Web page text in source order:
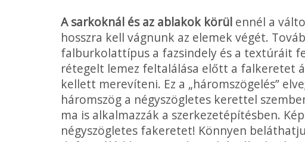
A sarkoknál és az ablakok körül ennél a
hosszra kell vágnunk az elemek végét.
falburkolattípus a fazsindely és a textúráit
rétegelt lemez feltalálása előtt a falkeretet
kellett merevíteni. Ez a „háromszögelés”
háromszög a négyszögletes kerettel
ma is alkalmazzák a szerkezetépítésben.
négyszögletes fakeretet! Könnyen